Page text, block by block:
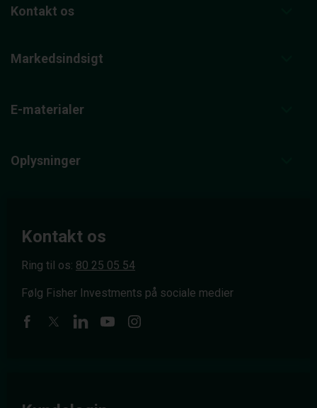
Kontakt os
Markedsindsigt
E-materialer
Oplysninger
Kontakt os
Ring til os: 80 25 05 54
Følg Fisher Investments på sociale medier